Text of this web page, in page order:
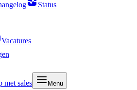
Status
Vacatures
met sales Menu